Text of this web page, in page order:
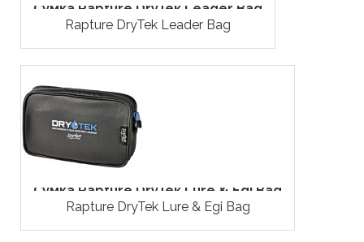
Сумка Rapture DryTek Leader Bag
Rapture DryTek Leader Bag
Сумка Rapture DryTek Lure & Egi Bag
Rapture DryTek Lure & Egi Bag